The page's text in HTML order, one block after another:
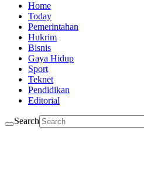
Home
Today
Pemerintahan
Hukrim
Bisnis
Gaya Hidup
Sport
Teknet
Pendidikan
Editorial
Search